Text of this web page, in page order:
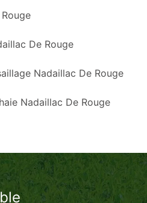
De Rouge
Nadaillac De Rouge
Nadaillac De Rouge